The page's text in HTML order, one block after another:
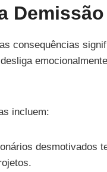
consequências
incluem:
desmotivados